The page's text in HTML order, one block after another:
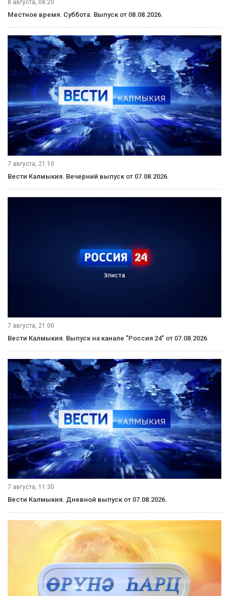
8 августа, 08:20
Местное время. Суббота. Выпуск от 08.08.2026.
7 августа, 21:10
Вести Калмыкия. Вечерний выпуск от 07.08.2026.
7 августа, 21:00
Вести Калмыкия. Выпуск на канале "Россия 24" от 07.08.2026.
7 августа, 11:30
Вести Калмыкия. Дневной выпуск от 07.08.2026.